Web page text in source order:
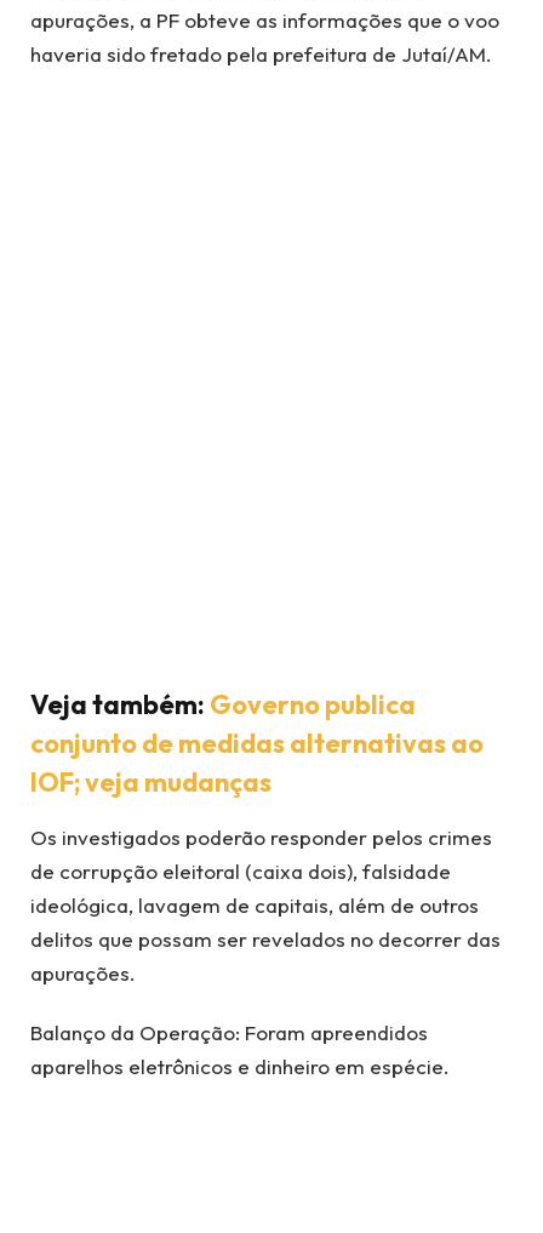
apurações, a PF obteve as informações que o voo
haveria sido fretado pela prefeitura de Jutaí/AM.
Veja também: Governo publica
conjunto de medidas alternativas ao
IOF; veja mudanças
Os investigados poderão responder pelos crimes
de corrupção eleitoral (caixa dois), falsidade
ideológica, lavagem de capitais, além de outros
delitos que possam ser revelados no decorrer das
apurações.
Balanço da Operação: Foram apreendidos
aparelhos eletrônicos e dinheiro em espécie.